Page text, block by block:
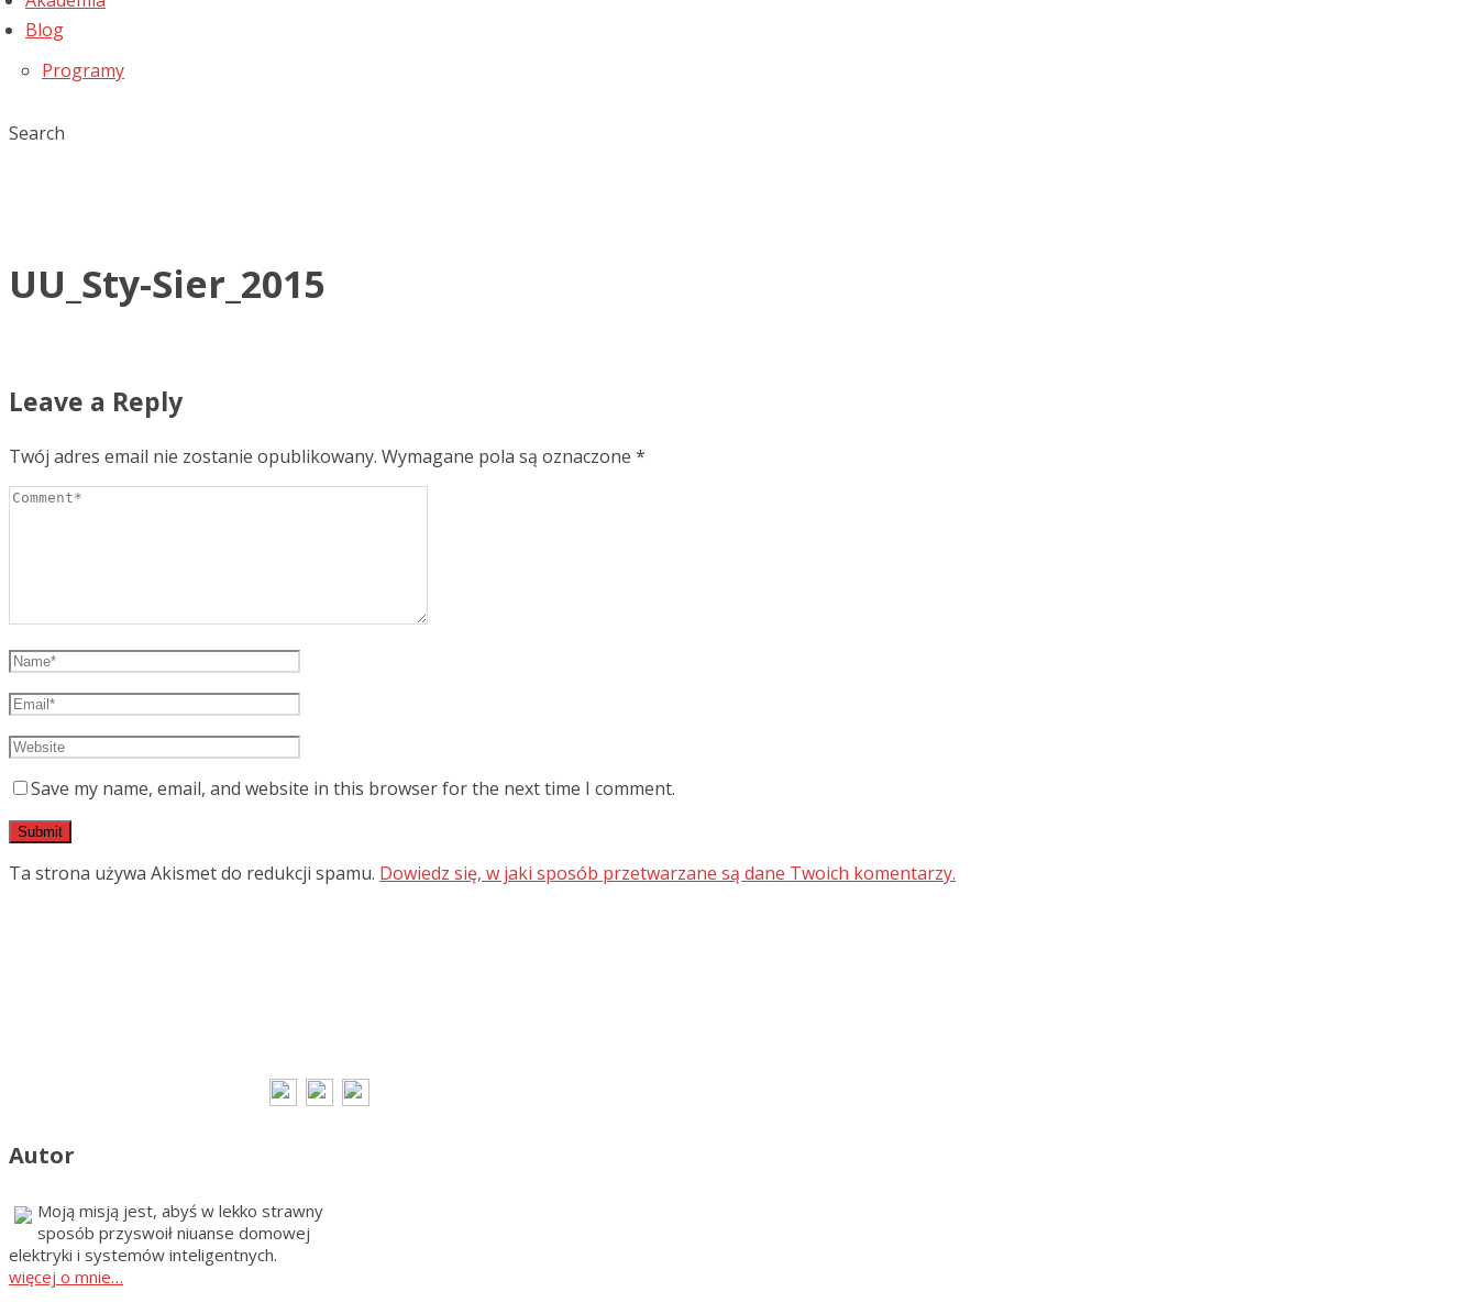
Blog
Programy
Search
UU_Sty-Sier_2015
Leave a Reply
Twój adres email nie zostanie opublikowany. Wymagane pola są oznaczone *
Save my name, email, and website in this browser for the next time I comment.
Ta strona używa Akismet do redukcji spamu. Dowiedz się, w jaki sposób przetwarzane są dane Twoich komentarzy.
Autor
Moją misją jest, abyś w lekko strawny
sposób przyswoił niuanse domowej
elektryki i systemów inteligentnych.
więcej o mnie…